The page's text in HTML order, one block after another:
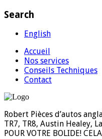
Search
English
Accueil
Nos services
Conseils Techniques
Contact
Robert Pièces d’autos
TR7, TR8, Austin Healey,
POUR VOTRE BOLIDE!